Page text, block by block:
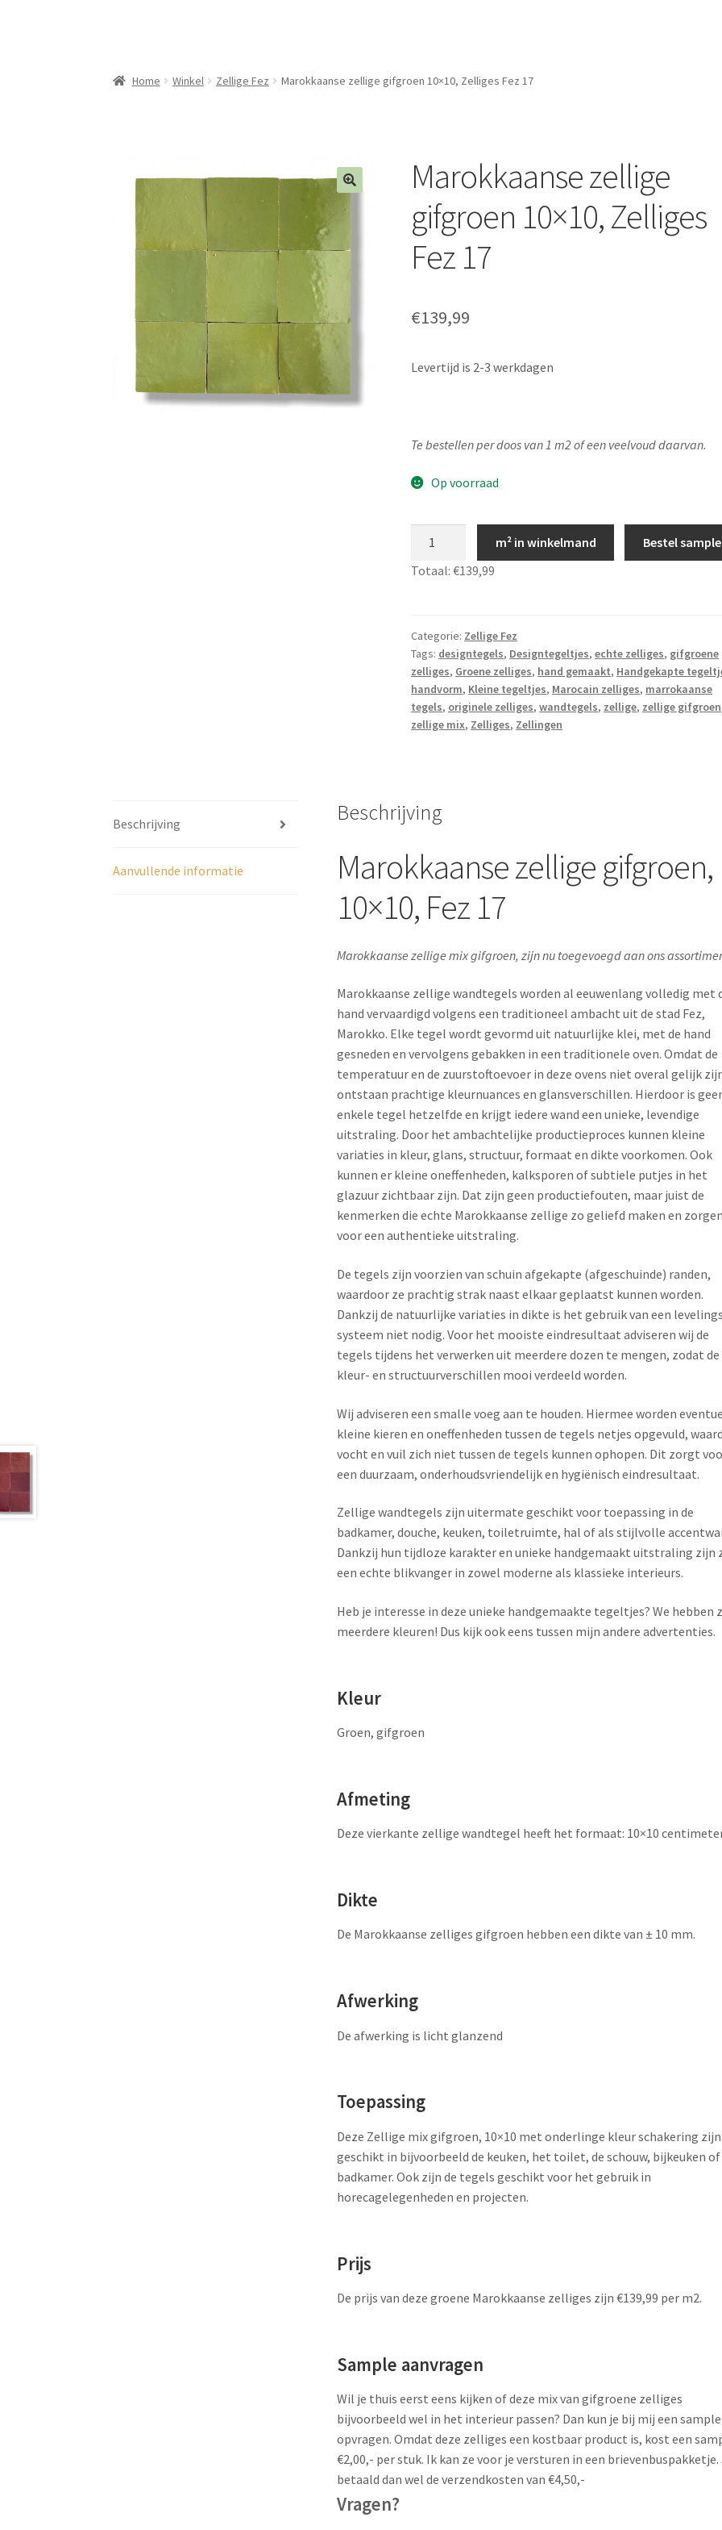
Home Winkel Zellige Fez Marokkaanse zellige gifgroen 10×10, Zelliges Fez 17
Marokkaanse zellige
gifgroen 10×10, Zelliges
Fez 17
€139,99
Levertijd is 2-3 werkdagen
Te bestellen per doos van 1 m2 of een veelvoud daarvan.
Op voorraad
gifgroen
Fez
17
aantal
m² in winkelmand
Bestel sample
Totaal:€139,99
Categorie: Zellige Fez
Tags: designtegels, Designtegeltjes,echte zelliges, gifgroene
zelliges, Groene zelliges, hand gemaakt, Handgekapte
handvorm, Kleine tegeltjes, Marocain zelliges, marrokaanse
tegels, originele zelliges,wandtegels, zellige, zellige gifgroen
zellige mix, Zelliges, Zellingen
Beschrijving
Aanvullende informatie
Beschrijving
Marokkaanse zellige gifgroen,
10×10, Fez 17
Marokkaanse zellige mix gifgroen, zijn nu toegevoegd aan ons
Marokkaanse zellige wandtegels worden al eeuwenlang volledig met
hand vervaardigd volgens een traditioneel ambacht uit de stad Fez,
Marokko. Elke tegel wordt gevormd uit natuurlijke klei, met de hand
gesneden en vervolgens gebakken in een traditionele oven. Omdat de
temperatuur en de zuurstoftoevoer in deze ovens niet overal gelijk
ontstaan prachtige kleurnuances en glansverschillen. Hierdoor is
enkele tegel hetzelfde en krijgt iedere wand een unieke, levendige
uitstraling. Door het ambachtelijke productieproces kunnen kleine
variaties in kleur, glans, structuur, formaat en dikte voorkomen. Ook
kunnen er kleine oneffenheden, kalksporen of subtiele putjes in het
glazuur zichtbaar zijn. Dat zijn geen productiefouten, maar juist de
kenmerken die echte Marokkaanse zellige zo geliefd maken en zorgen
voor een authentieke uitstraling.
De tegels zijn voorzien van schuin afgekapte (afgeschuinde) randen,
waardoor ze prachtig strak naast elkaar geplaatst kunnen worden.
Dankzij de natuurlijke variaties in dikte is het gebruik van een levelings
systeem niet nodig. Voor het mooiste eindresultaat adviseren wij de
tegels tijdens het verwerken uit meerdere dozen te mengen, zodat de
kleur- en structuurverschillen mooi verdeeld worden.
Wij adviseren een smalle voeg aan te houden. Hiermee worden
kleine kieren en oneffenheden tussen de tegels netjes opgevuld,
vocht en vuil zich niet tussen de tegels kunnen ophopen. Dit zorgt
een duurzaam, onderhoudsvriendelijk en hygiënisch eindresultaat.
Zellige wandtegels zijn uitermate geschikt voor toepassing in de
badkamer, douche, keuken, toiletruimte, hal of als stijlvolle
Dankzij hun tijdloze karakter en unieke handgemaakt uitstraling zijn
een echte blikvanger in zowel moderne als klassieke interieurs.
Heb je interesse in deze unieke handgemaakte tegeltjes? We hebben
meerdere kleuren! Dus kijk ook eens tussen mijn andere advertenties.
Kleur
Groen, gifgroen
Afmeting
Deze vierkante zellige wandtegel heeft het formaat: 10×10
Dikte
De Marokkaanse zelliges gifgroen hebben een dikte van ± 10 mm.
Afwerking
De afwerking is licht glanzend
Toepassing
Deze Zellige mix gifgroen, 10×10 met onderlinge kleur schakering zijn
geschikt in bijvoorbeeld de keuken, het toilet, de schouw, bijkeuken of
badkamer. Ook zijn de tegels geschikt voor het gebruik in
horecagelegenheden en projecten.
Prijs
De prijs van deze groene Marokkaanse zelliges zijn €139,99 per m2.
Sample aanvragen
Wil je thuis eerst eens kijken of deze mix van gifgroene zelliges
bijvoorbeeld wel in het interieur passen? Dan kun je bij mij een sample
opvragen. Omdat deze zelliges een kostbaar product is, kost een
€2,00,- per stuk. Ik kan ze voor je versturen in een brievenbuspakketje.
betaald dan wel de verzendkosten van €4,50,-
Vragen?